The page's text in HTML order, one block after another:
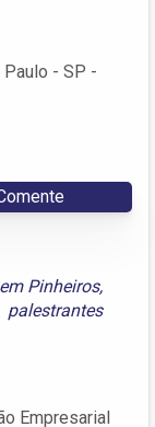
- SP -
Pinheiros,
palestrantes
Empresarial